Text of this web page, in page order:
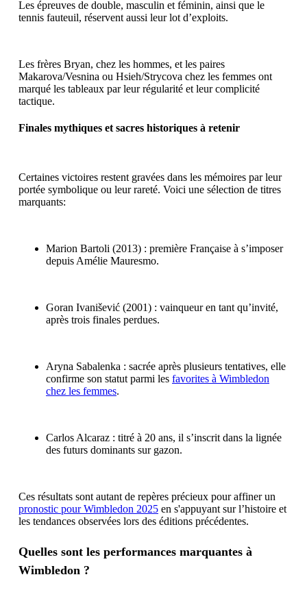
Les épreuves de double, masculin et féminin, ainsi que le
tennis fauteuil, réservent aussi leur lot d’exploits.
Les frères Bryan, chez les hommes, et les paires
Makarova/Vesnina ou Hsieh/Strycova chez les femmes ont
marqué les tableaux par leur régularité et leur complicité
tactique.
Finales mythiques et sacres historiques à retenir
Certaines victoires restent gravées dans les mémoires par leur
portée symbolique ou leur rareté. Voici une sélection de titres
marquants:
Marion Bartoli (2013) : première Française à s’imposer
depuis Amélie Mauresmo.
Goran Ivanišević (2001) : vainqueur en tant qu’invité,
après trois finales perdues.
Aryna Sabalenka : sacrée après plusieurs tentatives, elle
confirme son statut parmi les favorites à Wimbledon
chez les femmes.
Carlos Alcaraz : titré à 20 ans, il s’inscrit dans la lignée
des futurs dominants sur gazon.
Ces résultats sont autant de repères précieux pour affiner un
pronostic pour Wimbledon 2025 en s'appuyant sur l’histoire et
les tendances observées lors des éditions précédentes.
Quelles sont les performances marquantes à
Wimbledon ?